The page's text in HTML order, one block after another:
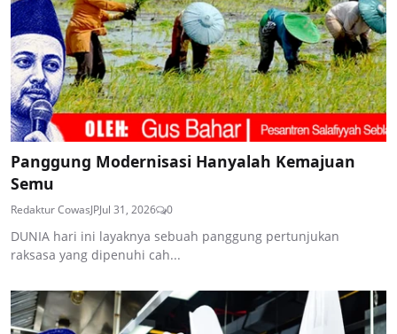
Panggung Modernisasi Hanyalah Kemajuan
Semu
Redaktur CowasJPJul 31, 2026 0
DUNIA hari ini layaknya sebuah panggung pertunjukan
raksasa yang dipenuhi cah...